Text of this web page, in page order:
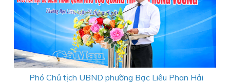
Phó Chủ tịch UBND phường Bạc Liêu Phan Hải